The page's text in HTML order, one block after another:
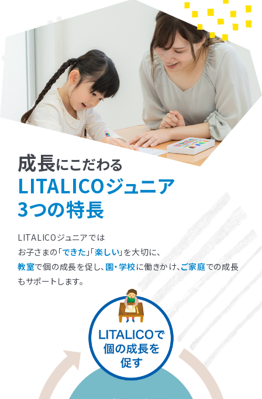
成長にこだわる
LITALICOジュニア
3つの特長
LITALICOジュニアでは
お子さまの「できた 」「楽しい」を大切に、
教室で個の成長を促し、 園・学校に働きかけ、ご家庭での成長
もサポートします。